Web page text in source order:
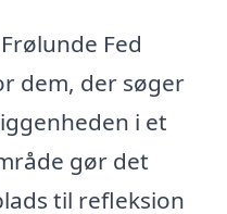
Fed
dem, der søger
i et
gør det
til refleksion